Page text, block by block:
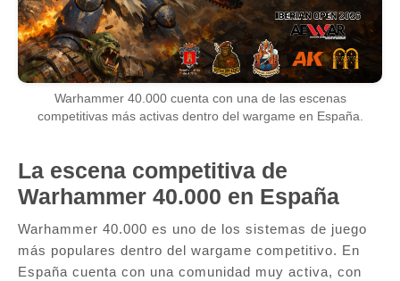
Warhammer 40.000 cuenta con una de las escenas
competitivas más activas dentro del wargame en España.
La escena competitiva de
Warhammer 40.000 en España
Warhammer 40.000 es uno de los sistemas de juego
más populares dentro del wargame competitivo. En
España cuenta con una comunidad muy activa, con